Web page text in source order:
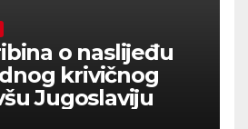
o naslijeđu
krivičnog
Jugoslaviju